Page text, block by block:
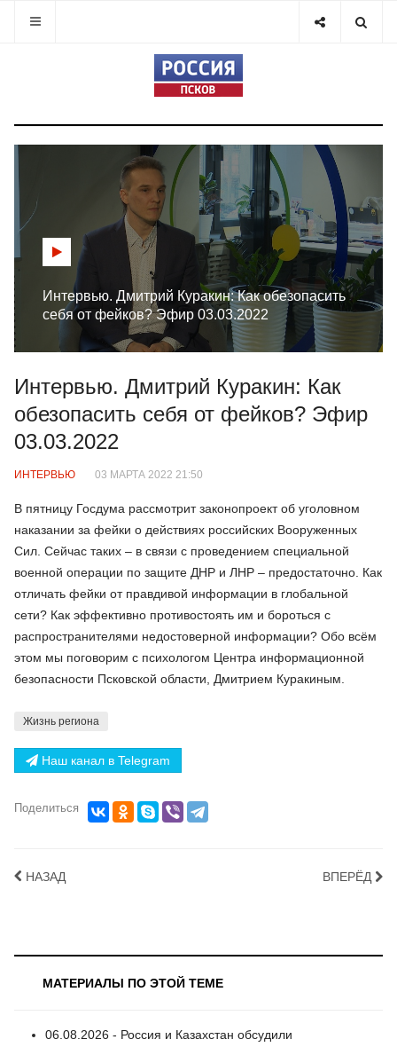
Интервью. Дмитрий Куракин: Как обезопасить
себя от фейков? Эфир 03.03.2022
Интервью. Дмитрий Куракин: Как
обезопасить себя от фейков? Эфир
03.03.2022
ИНТЕРВЬЮ 03 МАРТА 2022 21:50
В пятницу Госдума рассмотрит законопроект об уголовном
наказании за фейки о действиях российских Вооруженных
Сил. Сейчас таких – в связи с проведением специальной
военной операции по защите ДНР и ЛНР – предостаточно. Как
отличать фейки от правдивой информации в глобальной
сети? Как эффективно противостоять им и бороться с
распространителями недостоверной информации? Обо всём
этом мы поговорим с психологом Центра информационной
безопасности Псковской области, Дмитрием Куракиным.
Жизнь региона
Наш канал в Telegram
Поделиться
НАЗАД ВПЕРЁД
МАТЕРИАЛЫ ПО ЭТОЙ ТЕМЕ
06.08.2026 - Россия и Казахстан обсудили